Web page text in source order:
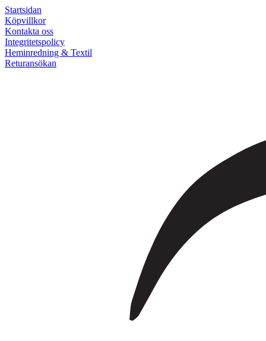
Startsidan
Köpvillkor
Kontakta oss
Integritetspolicy
Heminredning & Textil
Returansökan